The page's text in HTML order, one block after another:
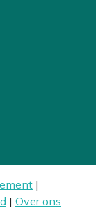
|
| Over ons